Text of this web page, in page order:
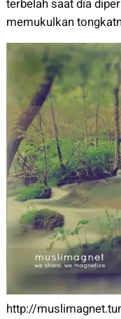
terbelah saat dia
memukulkan
http://